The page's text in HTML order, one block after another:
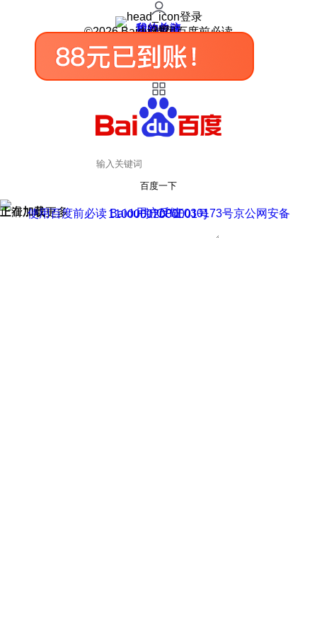
登录
我的关注
我的收藏
皮肤中心
用户反馈
设置
©2026 Baidu 使用百度前必读
百度一下
正在加载
上滑加载更多 用户反馈
使用百度前必读 Baidu 京ICP证030173号
京公网安备11000002000001号